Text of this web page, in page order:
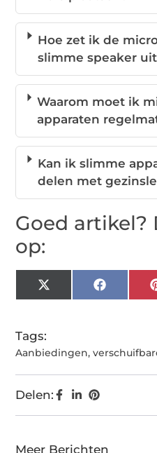
Hoe zet ik de
slimme speaker
Waarom moet ik
apparaten
Kan ik slimme
delen met
Goed artikel?
op:
X
(Twitter)
Tags:
Aanbiedingen,
Delen:
Meer Berichten